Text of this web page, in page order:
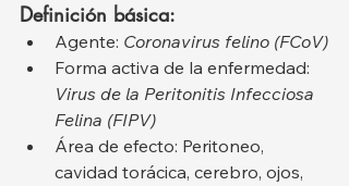
Definición básica:
Agente: Coronavirus felino (FCoV)
Forma activa de la enfermedad:
Virus de la Peritonitis Infecciosa
Felina (FIPV)
Área de efecto: Peritoneo,
cavidad torácica, cerebro, ojos,